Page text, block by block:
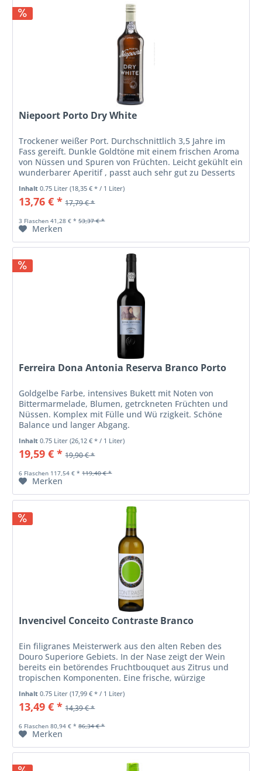
Niepoort Porto Dry White
Trockener weißer Port. Durchschnittlich 3,5 Jahre im
Fass gereift. Dunkle Goldtöne mit einem frischen Aroma
von Nüssen und Spuren von Früchten. Leicht gekühlt ein
wunderbarer Aperitif , passt auch sehr gut zu Desserts
oder als krönender...
Inhalt0.75 Liter(18,35 € * / 1 Liter)
13,76 € * 17,79 € *
3 Flaschen 41,28 € * 53,37 € *
Merken
Ferreira Dona Antonia Reserva Branco Porto
Goldgelbe Farbe, intensives Bukett mit Noten von
Bittermarmelade, Blumen, getrckneten Früchten und
Nüssen. Komplex mit Fülle und Wü rzigkeit. Schöne
Balance und langer Abgang.
Inhalt0.75 Liter(26,12 € * / 1 Liter)
19,59 € * 19,90 € *
6 Flaschen 117,54 € * 119,40 € *
Merken
Invencivel Conceito Contraste Branco
Ein filigranes Meisterwerk aus den alten Reben des
Douro Superiore Gebiets. In der Nase zeigt der Wein
bereits ein betörendes Fruchtbouquet aus Zitrus und
tropischen Komponenten. Eine frische, würzige
Inhalt0.75 Liter(17,99 € * / 1 Liter)
13,49 € * 14,39 € *
6 Flaschen 80,94 € * 86,34 € *
Merken